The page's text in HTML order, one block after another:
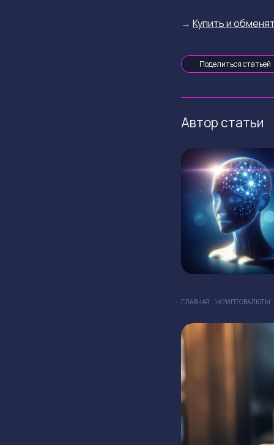
→ Купить и
Поделиться статьей
Автор статьи
ГЛАВНАЯ КРИПТОВАЛЮТЫ